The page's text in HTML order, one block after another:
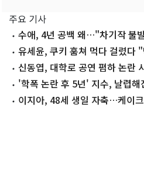
주요 기사
수애, 4년 공백 왜…"차기작 불
다"유세윤, 쿠키 훔쳐 먹다 걸렸
신동엽, 대학로 공연 폄하 논란
'학폭 논란 후 5년' 지수, 날렵
황 이지아, 48세 생일 자축…케이